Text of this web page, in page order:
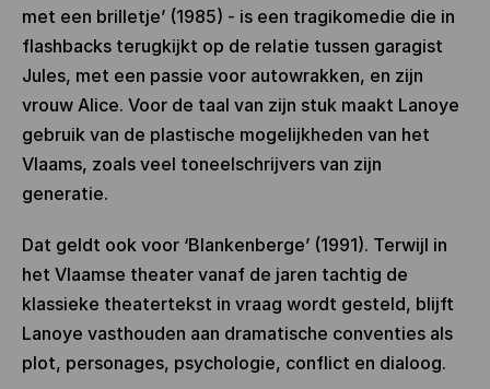
met een brilletje’ (1985) - is een tragikomedie die in
flashbacks terugkijkt op de relatie tussen garagist
Jules, met een passie voor autowrakken, en zijn
vrouw Alice. Voor de taal van zijn stuk maakt Lanoye
gebruik van de plastische mogelijkheden van het
Vlaams, zoals veel toneelschrijvers van zijn
generatie.
Dat geldt ook voor ‘Blankenberge’ (1991). Terwijl in
het Vlaamse theater vanaf de jaren tachtig de
klassieke theatertekst in vraag wordt gesteld, blijft
Lanoye vasthouden aan dramatische conventies als
plot, personages, psychologie, conflict en dialoog.